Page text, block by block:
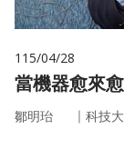
115/04/28
當機器愈來
鄒明珆 ｜ 科技